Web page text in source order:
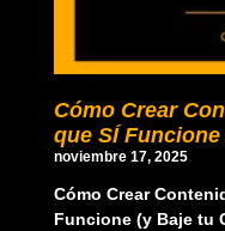
Cómo Crear
que SÍ
noviembre 17, 2025
Cómo Crear
Funcione (y Baje tu